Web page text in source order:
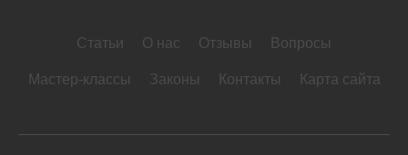
Статьи О нас Отзывы Вопросы
Мастер-классы Законы Контакты Карта сайта